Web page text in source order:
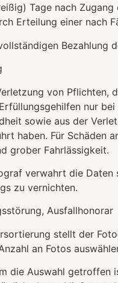
Tage nach
Erteilung einer nach
Bezahlung
von
nur
sowie aus der
haben. Für Schäden
grober Fahrlässigkeit.
verwahrt die
zu vernichten.
Ausfallhonorar
stellt der
an Fotos
die Auswahl